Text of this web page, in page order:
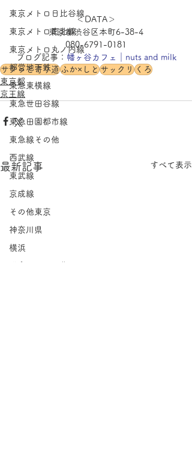
東京メトロ日比谷線
東京メトロ南北線
東京メトロ丸ノ内線
都営地下鉄
東急東横線
東急世田谷線
東急田園都市線
東急線その他
西武線
東武線
京成線
その他東京
神奈川県
横浜
＜DATA＞
東京都渋谷区本町6-38-4
080-6791-0181
ブログ記事： 幡ヶ谷カフェ｜nuts and milk
サクッと寄り道ふか×しとサックリくろ
東京都
京王線
最新記事 すべて表示